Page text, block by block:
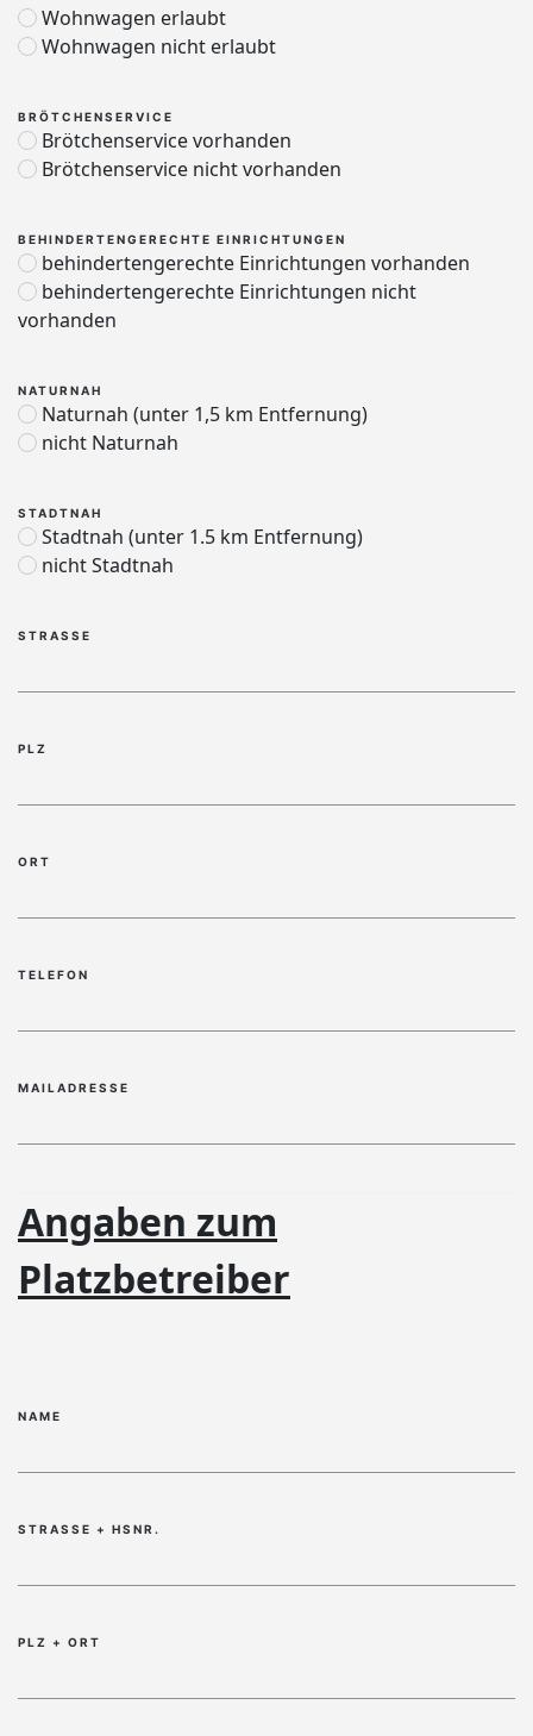
Wohnwagen erlaubt
Wohnwagen nicht erlaubt
BRÖTCHENSERVICE
Brötchenservice vorhanden
Brötchenservice nicht vorhanden
BEHINDERTENGERECHTE EINRICHTUNGEN
behindertengerechte Einrichtungen vorhanden
behindertengerechte Einrichtungen nicht
vorhanden
NATURNAH
Naturnah (unter 1,5 km Entfernung)
nicht Naturnah
STADTNAH
Stadtnah (unter 1.5 km Entfernung)
nicht Stadtnah
STRASSE
PLZ
ORT
TELEFON
MAILADRESSE
Angaben zum
Platzbetreiber
NAME
STRASSE + HSNR.
PLZ + ORT